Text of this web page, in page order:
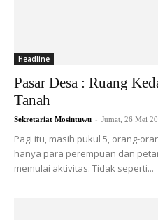
Headline
Pasar Desa : Ruang
Tanah
Sekretariat Mosintuwu - Jumat, 26 Mei
Pagi itu, masih pukul 5, orang-
hanya para perempuan dan
memulai aktivitas. Tidak seperti...